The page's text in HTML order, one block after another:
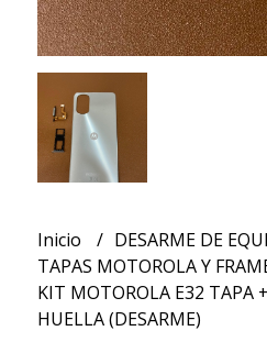
Inicio
DESARME DE
TAPAS MOTOROLA Y
KIT MOTOROLA E32 TAPA
HUELLA (DESARME)